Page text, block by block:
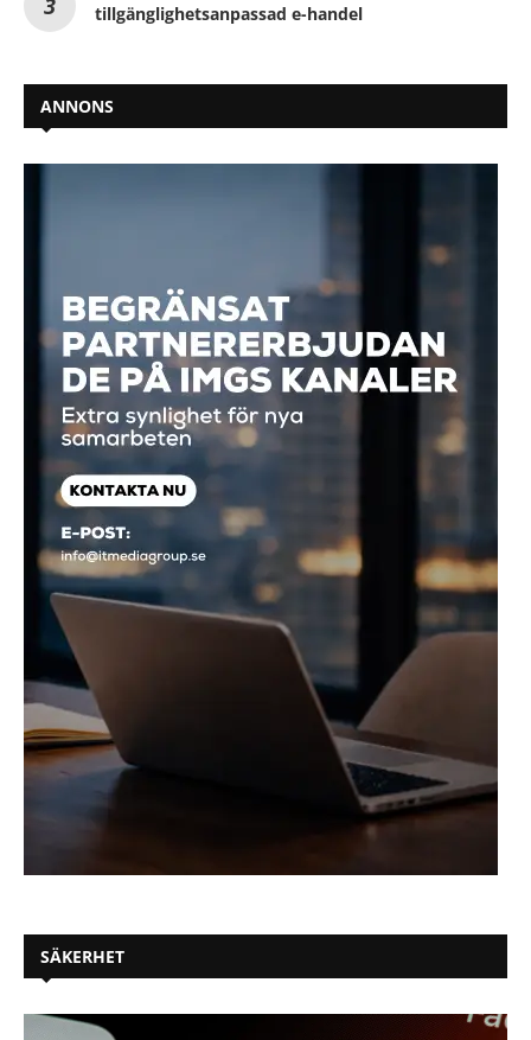
tillgänglighetsanpassad e-handel
ANNONS
SÄKERHET